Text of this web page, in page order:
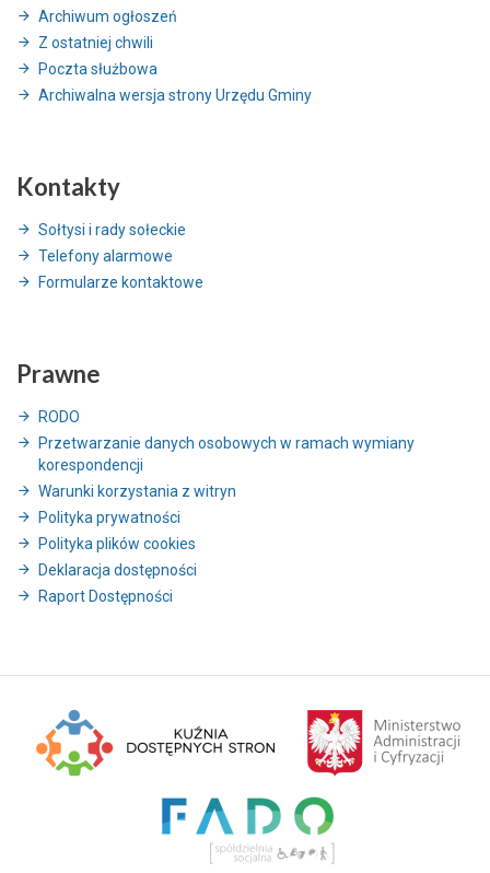
Archiwum ogłoszeń
Z ostatniej chwili
Poczta służbowa
Archiwalna wersja strony Urzędu Gminy
Kontakty
Sołtysi i rady sołeckie
Telefony alarmowe
Formularze kontaktowe
Prawne
RODO
Przetwarzanie danych osobowych w ramach wymiany
korespondencji
Warunki korzystania z witryn
Polityka prywatności
Polityka plików cookies
Deklaracja dostępności
Raport Dostępności